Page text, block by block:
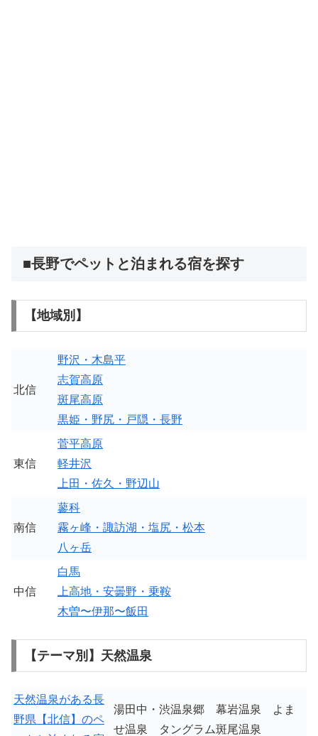
■長野でペットと泊まれる宿を探す
【地域別】
北信
野沢・木島平
志賀高原
斑尾高原
黒姫・野尻・戸隠・長野
東信
菅平高原
軽井沢
上田・佐久・野辺山
南信
蓼科
霧ヶ峰・諏訪湖・塩尻・松本
八ヶ岳
中信
白馬
上高地・安曇野・乗鞍
木曽〜伊那〜飯田
【テーマ別】天然温泉
天然温泉がある長
野県【北信】のペ
湯田中・渋温泉郷 幕岩温泉 よま
せ温泉 タングラム斑尾温泉